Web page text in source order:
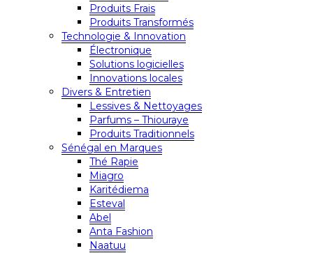
Produits Frais
Produits Transformés
Technologie & Innovation
Électronique
Solutions logicielles
Innovations locales
Divers & Entretien
Lessives & Nettoyages
Parfums – Thiouraye
Produits Traditionnels
Sénégal en Marques
Thé Rapie
Miagro
Karitédiema
Esteval
Abel
Anta Fashion
Naatuu